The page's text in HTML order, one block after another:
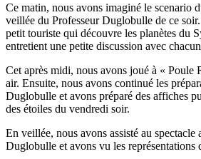
Ce matin, nous avons imaginé le scenario
veillée du Professeur Duglobulle de ce
petit touriste qui découvre les planètes du
entretient une petite discussion avec
Cet après midi, nous avons joué à « Poule
air. Ensuite, nous avons continué les
Duglobulle et avons préparé des affiches
des étoiles du vendredi soir.
En veillée, nous avons assisté au spectacle
Duglobulle et avons vu les représentations